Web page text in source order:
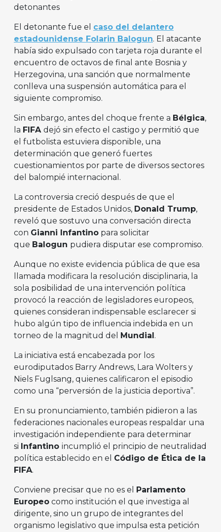
detonantes
El detonante fue el caso del delantero
estadounidense Folarin Balogun. El atacante
había sido expulsado con tarjeta roja durante el
encuentro de octavos de final ante Bosnia y
Herzegovina, una sanción que normalmente
conlleva una suspensión automática para el
siguiente compromiso.
Sin embargo, antes del choque frente a Bélgica,
la FIFA dejó sin efecto el castigo y permitió que
el futbolista estuviera disponible, una
determinación que generó fuertes
cuestionamientos por parte de diversos sectores
del balompié internacional.
La controversia creció después de que el
presidente de Estados Unidos, Donald Trump,
reveló que sostuvo una conversación directa
con Gianni Infantino para solicitar
que Balogun pudiera disputar ese compromiso.
Aunque no existe evidencia pública de que esa
llamada modificara la resolución disciplinaria, la
sola posibilidad de una intervención política
provocó la reacción de legisladores europeos,
quienes consideran indispensable esclarecer si
hubo algún tipo de influencia indebida en un
torneo de la magnitud del
Mundial .
La iniciativa está encabezada por los
eurodiputados Barry Andrews, Lara Wolters y
Niels Fuglsang, quienes calificaron el episodio
como una “perversión de la justicia deportiva”.
En su pronunciamiento, también pidieron a las
federaciones nacionales europeas respaldar una
investigación independiente para determinar
si Infantino incumplió el principio de neutralidad
política establecido en el Código de Ética de la
FIFA.
Conviene precisar que no es el
Parlamento
Europeo como institución el que investiga al
dirigente, sino un grupo de integrantes del
organismo legislativo que impulsa esta petición